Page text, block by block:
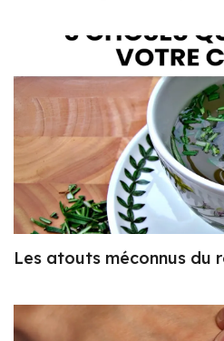
Les atouts méconnus du